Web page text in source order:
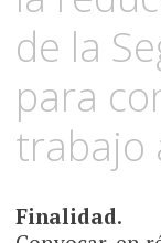
de la
para
trabajo
Finalidad.